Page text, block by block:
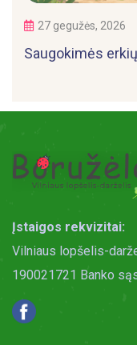
27 gegužės, 2026
Saugokimės
Įstaigos rekvizitai:
Vilniaus lopšelis-
190021721 Banko